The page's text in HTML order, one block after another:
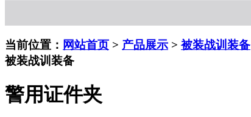
当前位置： 网站首页 > 产品展示 >被装战训装备
被装战训装备
警用证件夹